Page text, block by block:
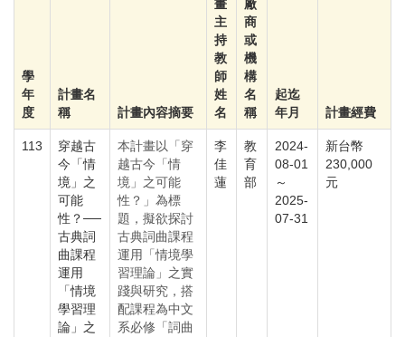
學
年
度
計畫名
稱
計畫內容摘要
畫
主
持
教
師
姓
名
廠
商
或
機
構
名
稱
起迄
年月
計畫經費
113
穿越古
今「情
境」之
可能
性？──
古典詞
曲課程
運用
「情境
學習理
論」之
本計畫以「穿
越古今「情
境」之可能
性？」為標
題，擬欲探討
古典詞曲課程
運用「情境學
習理論」之實
踐與研究，搭
配課程為中文
系必修「詞曲
李
佳
蓮
教
育
部
2024-
08-01
～
2025-
07-31
新台幣
230,000
元